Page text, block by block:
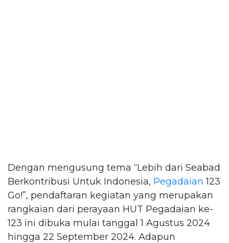
Dengan mengusung tema “Lebih dari Seabad
Berkontribusi Untuk Indonesia, Pegadaian 123
Go!”, pendaftaran kegiatan yang merupakan
rangkaian dari perayaan HUT Pegadaian ke-
123 ini dibuka mulai tanggal 1 Agustus 2024
hingga 22 September 2024. Adapun